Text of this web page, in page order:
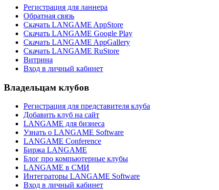
Регистрация для ланнера
Обратная связь
Скачать LANGAME AppStore
Скачать LANGAME Google Play
Скачать LANGAME AppGallery
Скачать LANGAME RuStore
Витрина
Вход в личный кабинет
Владельцам клубов
Регистрация для представителя клуба
Добавить клуб на сайт
LANGAME для бизнеса
Узнать о LANGAME Software
LANGAME Conference
Биржа LANGAME
Блог про компьютерные клубы
LANGAME в СМИ
Интеграторы LANGAME Software
Вход в личный кабинет